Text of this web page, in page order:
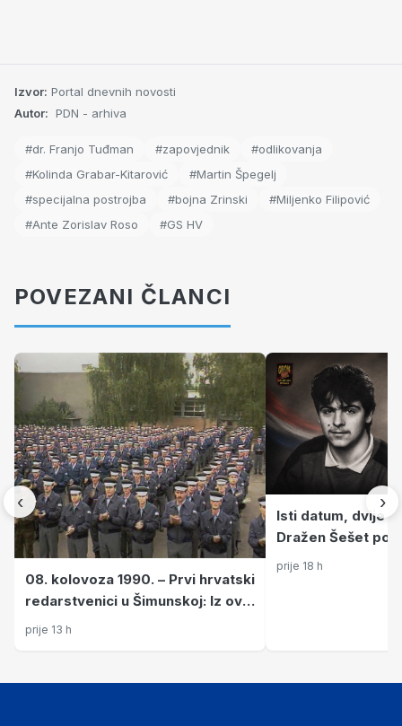
Izvor: Portal dnevnih novosti
Autor: PDN - arhiva
#dr. Franjo Tuđman #zapovjednik
#odlikovanja
#Kolinda Grabar-Kitarović
#Martin Špegelj
#specijalna postrojba
#bojna Zrinski
#Miljenko Filipović
#Ante Zorislav Roso
#GS HV
POVEZANI ČLANCI
‹
08. kolovoza 1990. – Prvi hrvatski
redarstvenici u Šimunskoj: Iz ove
je postrojbe izrasla obrana
prije 13 h
Isti datum, dvije
Dražen Šešet
Ivica Cecelja
prije 18 h
›